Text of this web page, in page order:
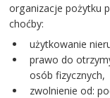
organizacje pożytku
choćby:
użytkowanie
prawo do
osób fizycznych,
zwolnienie od: